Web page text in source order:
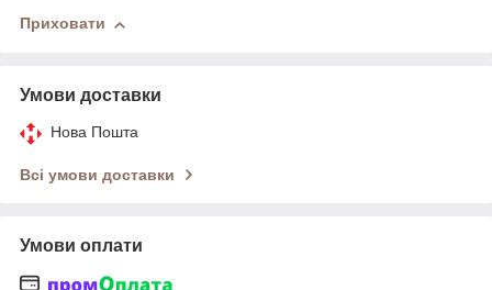
Приховати
Умови доставки
Нова Пошта
Всі умови доставки
Умови оплати